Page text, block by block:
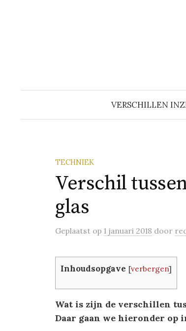
VERSCHILLEN
TECHNIEK
Verschil
glas
Geplaatst op 1 januari 2018 door
Inhoudsopgave [verbergen]
Wat is zijn de verschillen
Daar gaan we hieronder op